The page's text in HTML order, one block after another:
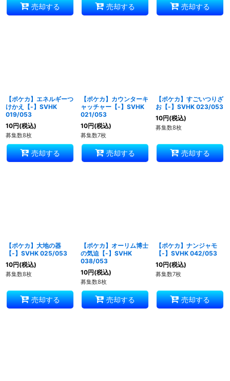
売却する 売却する 売却する
【ポケカ】エネルギーつ
けかえ【-】SVHK
019/053
10円(税込)
募集数8枚
売却する
【ポケカ】カウンターキ
ャッチャー【-】SVHK
021/053
10円(税込)
募集数7枚
売却する
【ポケカ】すごいつりざ
お【-】SVHK 023/053
10円(税込)
募集数8枚
売却する
【ポケカ】大地の器
【-】SVHK 025/053
10円(税込)
募集数8枚
売却する
【ポケカ】オーリム博士
の気迫【-】SVHK
038/053
10円(税込)
募集数8枚
売却する
【ポケカ】ナンジャモ
【-】SVHK 042/053
10円(税込)
募集数7枚
売却する